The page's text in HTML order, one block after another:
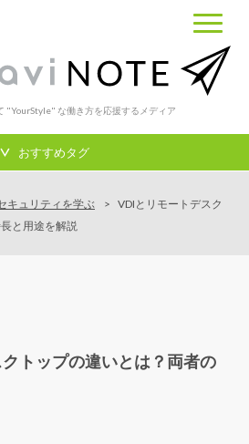
"YourStyle" な働き方を応援するメディア
おすすめタグ
キュリティを学ぶ
VDIとリモートデスク
と用途を解説
トップの違いとは？両者の